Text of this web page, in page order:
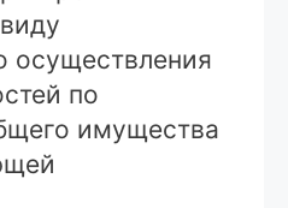
осуществления
по
имущества